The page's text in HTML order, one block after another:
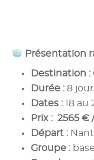
Présentation
Destination :
Durée : 8
Dates : 18 au
Prix : 2565 €
Départ :
Groupe :